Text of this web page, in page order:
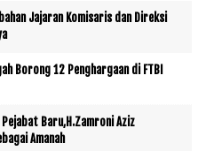
Jajaran Komisaris dan Direksi
Borong 12 Penghargaan di FTBI
Pejabat Baru,H.Zamroni Aziz
Amanah